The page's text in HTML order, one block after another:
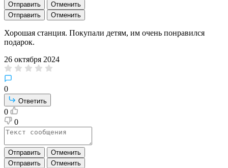
Отправить
Отменить
Отправить
Отменить
Хорошая станция. Покупали детям, им очень понравился
подарок.
26 октября 2024
0
Ответить
0
0
Отправить
Отменить
Отправить
Отменить